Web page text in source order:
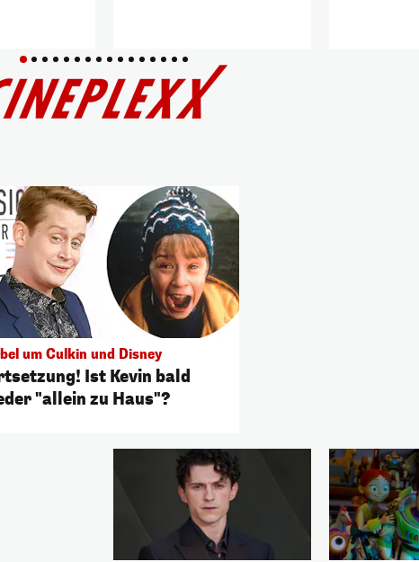
um Culkin und Disney
Ist Kevin bald
"allein zu Haus"?